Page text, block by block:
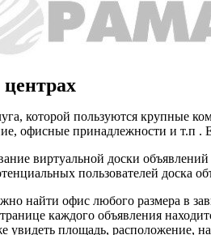
которой пользуются крупные
офисные принадлежности и т.п
виртуальной доски объявлений
пользователей доска
найти офис любого размера в
каждого объявления
увидеть площадь, расположение,